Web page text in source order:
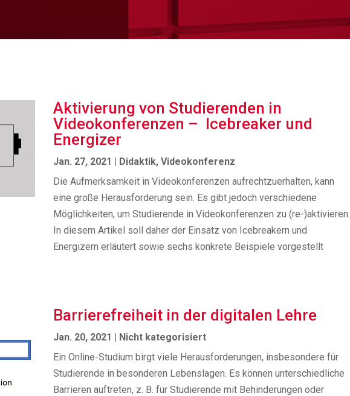
Aktivierung von Studierenden in
Videokonferenzen – Icebreaker und
Energizer
Jan. 27, 2021 | Didaktik,Videokonferenz
Die Aufmerksamkeit in Videokonferenzen aufrechtzuerhalten, kann
eine große Herausforderung sein. Es gibt jedoch verschiedene
Möglichkeiten, um Studierende in Videokonferenzen zu (re-)aktivieren.
In diesem Artikel soll daher der Einsatz von Icebreakern und
Energizern erläutert sowie sechs konkrete Beispiele vorgestellt
Barrierefreiheit in der digitalen Lehre
Jan. 20, 2021 | Nicht kategorisiert
Ein Online-Studium birgt viele Herausforderungen, insbesondere für
Studierende in besonderen Lebenslagen. Es können unterschiedliche
Barrieren auftreten, z. B. für Studierende mit Behinderungen oder